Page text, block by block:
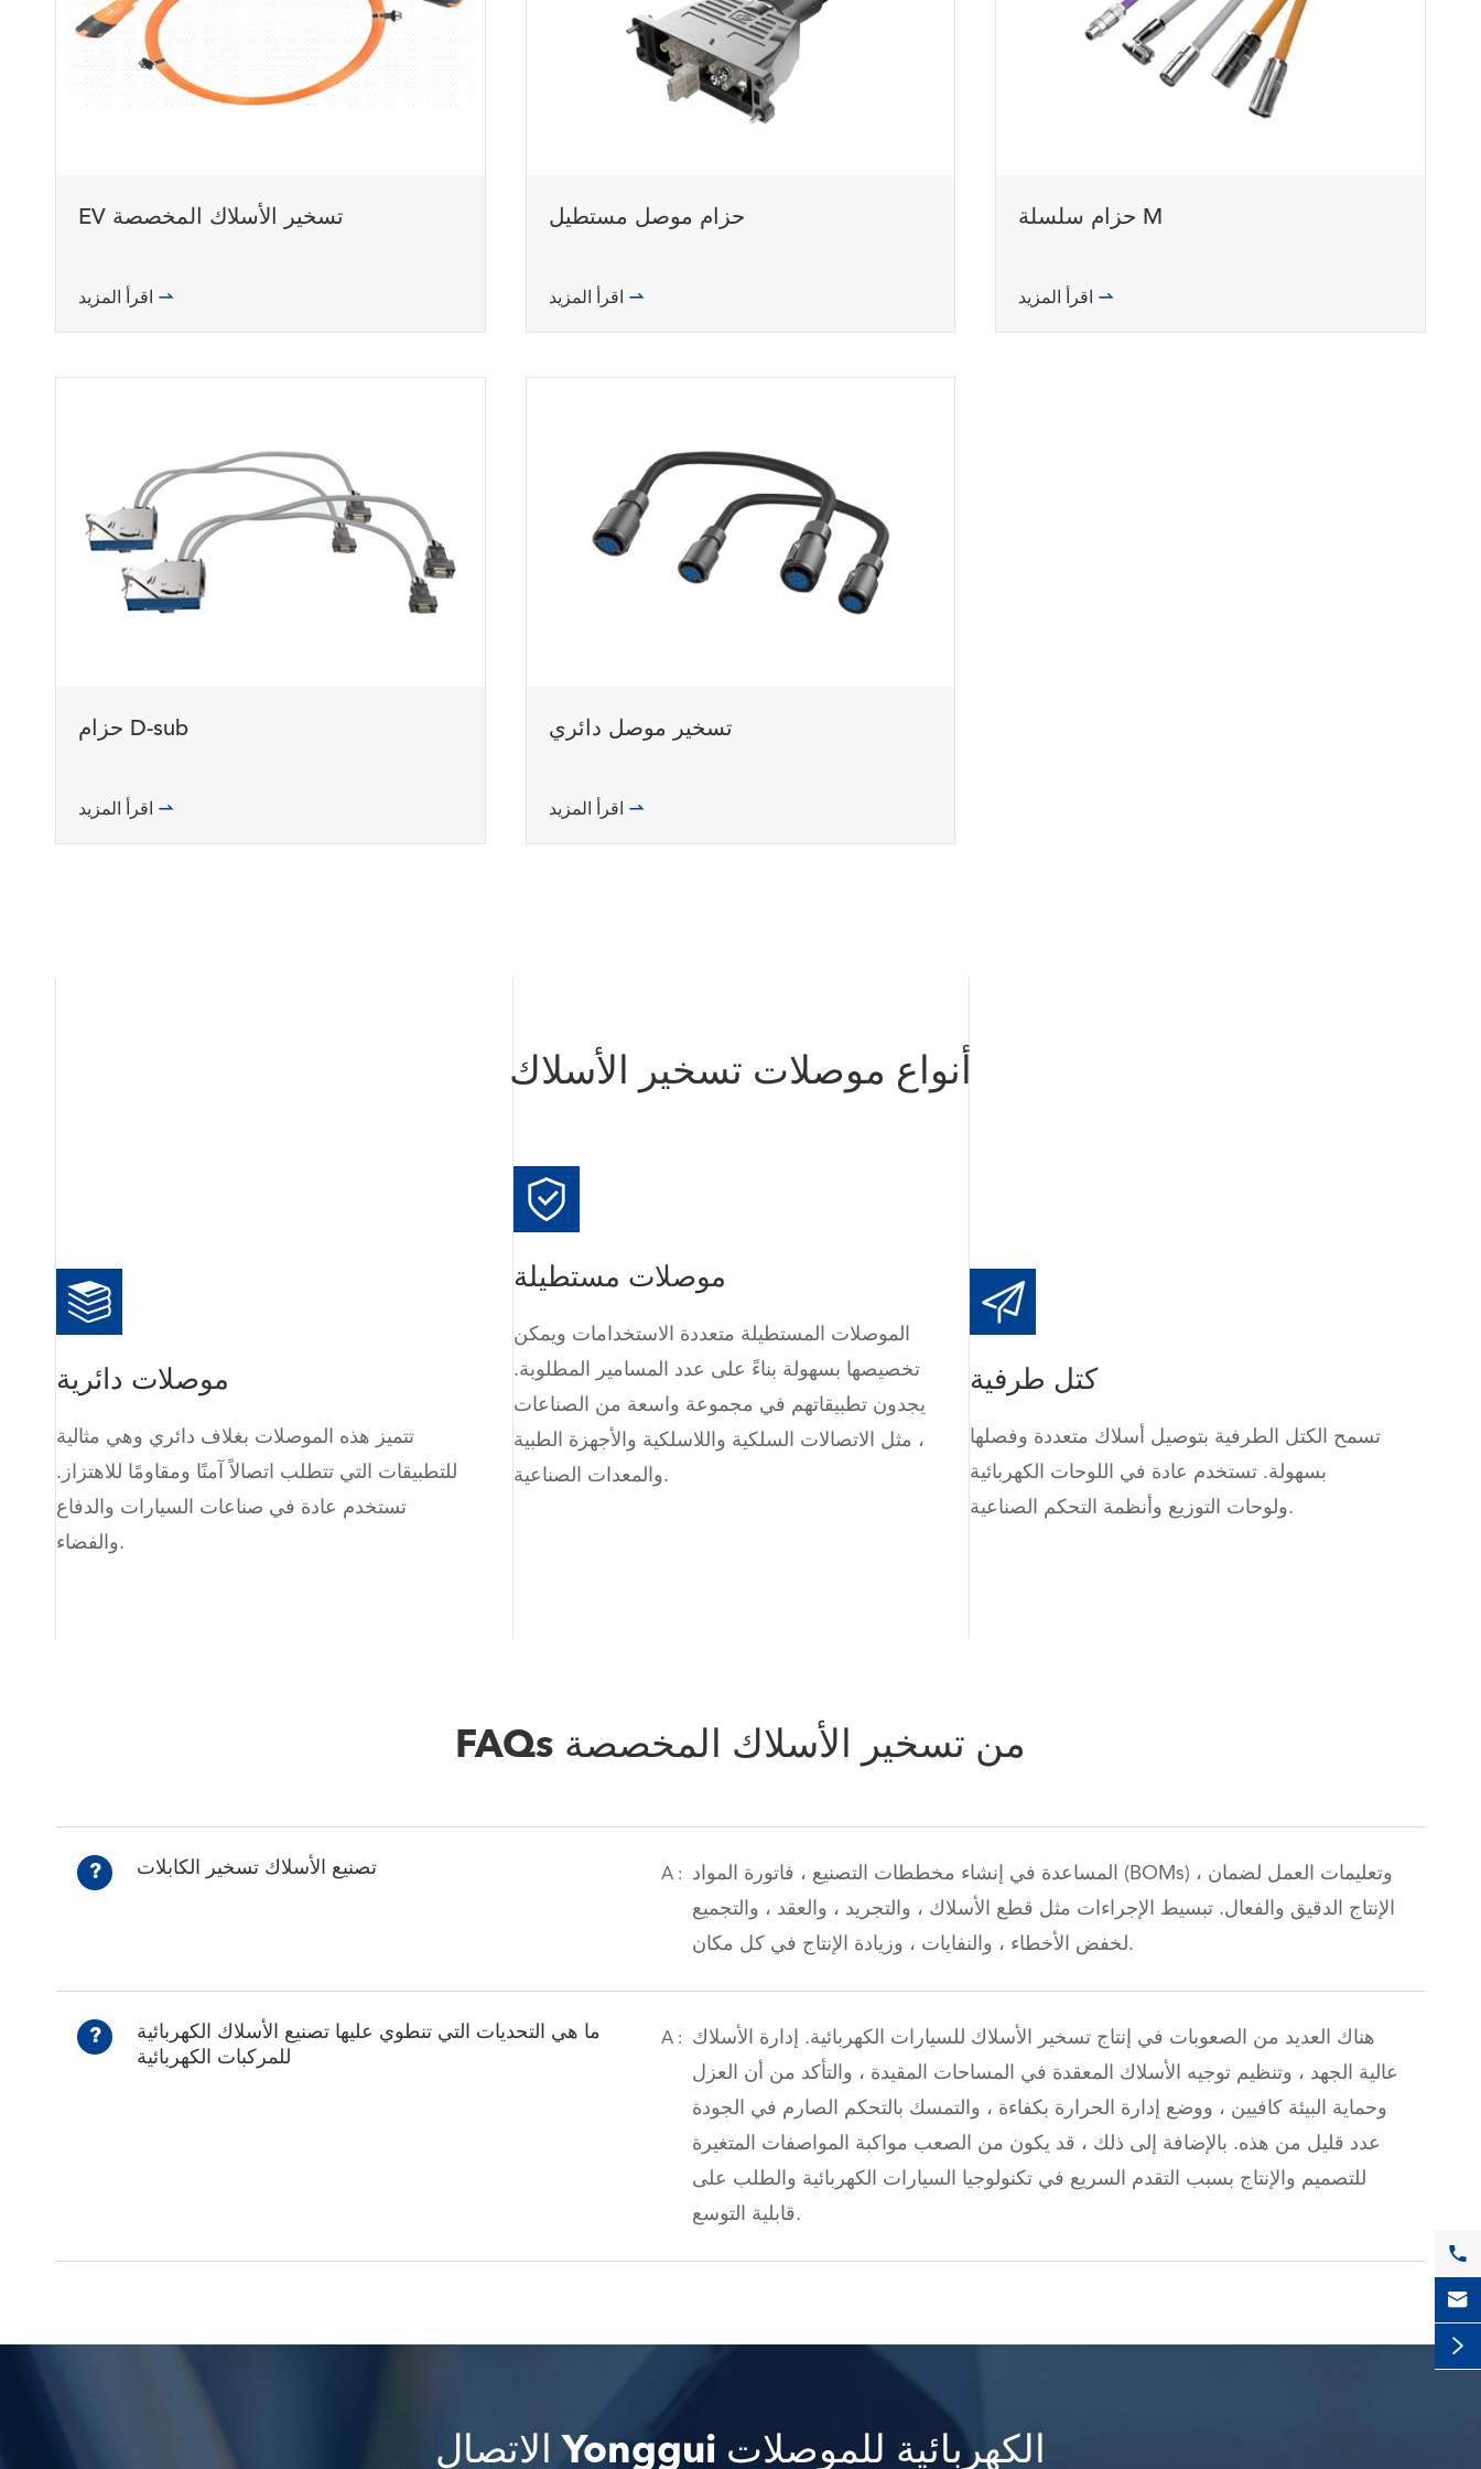
EV تسخير الأسلاك المخصصة

حزام موصل مستطيل

حزام سلسلة M

حزام D-sub

تسخير موصل دائري

أنواع موصلات تسخير الأسلاك
موصلات دائرية
تتميز هذه الموصلات بغلاف دائري وهي مثالية
للتطبيقات التي تتطلب اتصالاً آمنًا ومقاومًا للاهتزاز.
تستخدم عادة في صناعات السيارات والدفاع
والفضاء.
موصلات مستطيلة
الموصلات المستطيلة متعددة الاستخدامات ويمكن
تخصيصها بسهولة بناءً على عدد المسامير المطلوبة.
يجدون تطبيقاتهم في مجموعة واسعة من الصناعات
، مثل الاتصالات السلكية واللاسلكية والأجهزة الطبية
والمعدات الصناعية.
كتل طرفية
تسمح الكتل الطرفية بتوصيل أسلاك متعددة وفصلها
بسهولة. تستخدم عادة في اللوحات الكهربائية
ولوحات التوزيع وأنظمة التحكم الصناعية.
FAQs من تسخير الأسلاك المخصصة
? تصنيع الأسلاك تسخير الكابلات A : المساعدة في إنشاء مخططات التصنيع ، فاتورة المواد (BOMs) ، وتعليمات العمل لضمان
الإنتاج الدقيق والفعال. تبسيط الإجراءات مثل قطع الأسلاك ، والتجريد ، والعقد ، والتجميع
لخفض الأخطاء ، والنفايات ، وزيادة الإنتاج في كل مكان.
?
ما هي التحديات التي تنطوي عليها تصنيع الأسلاك الكهربائية
للمركبات الكهربائية
A : هناك العديد من الصعوبات في إنتاج تسخير الأسلاك للسيارات الكهربائية. إدارة الأسلاك
عالية الجهد ، وتنظيم توجيه الأسلاك المعقدة في المساحات المقيدة ، والتأكد من أن العزل
وحماية البيئة كافيين ، ووضع إدارة الحرارة بكفاءة ، والتمسك بالتحكم الصارم في الجودة
عدد قليل من هذه. بالإضافة إلى ذلك ، قد يكون من الصعب مواكبة المواصفات المتغيرة
للتصميم والإنتاج بسبب التقدم السريع في تكنولوجيا السيارات الكهربائية والطلب على
قابلية التوسع.
الاتصال Yonggui الكهربائية للموصلات



邮箱